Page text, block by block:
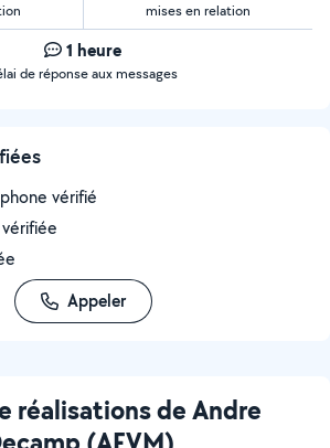
mises en relation
1 heure
de réponse aux messages
vérifié
Appeler
réalisations de Andre